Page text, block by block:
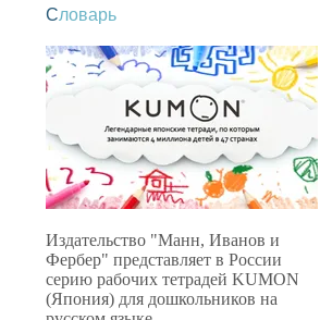
Словарь
Издательство "Манн, Иванов и
Фербер" представляет в России
серию рабочих тетрадей KUMON
(Япония) для дошкольников на